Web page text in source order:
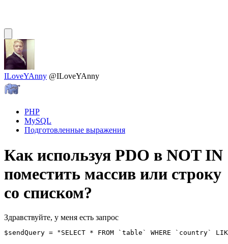
ILoveYAnny @ILoveYAnny
PHP
MySQL
Подготовленные выражения
Как используя PDO в NOT IN
поместить массив или строку
со списком?
Здравствуйте, у меня есть запрос
$sendQuery = "SELECT * FROM `table` WHERE `country`